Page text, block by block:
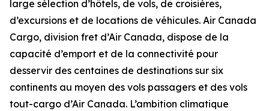
large sélection d’hôtels, de vols, de croisières,
d’excursions et de locations de véhicules. Air Canada
Cargo, division fret d’Air Canada, dispose de la
capacité d’emport et de la connectivité pour
desservir des centaines de destinations sur six
continents au moyen des vols passagers et des vols
tout-cargo d’Air Canada. L’ambition climatique